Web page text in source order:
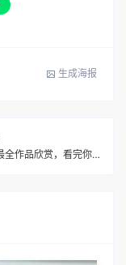
生成海报
张大千最全作品欣赏，看完你就知道为什么是天价！